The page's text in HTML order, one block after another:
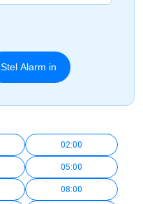
Stel Alarm in
02:00
05:00
08:00